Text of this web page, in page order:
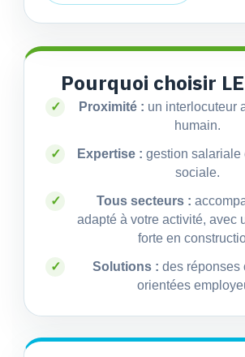
Pourquoi choisir LE
✓ Proximité : un interlocuteur
humain.
✓ Expertise : gestion salariale
sociale.
✓ Tous secteurs :
adapté à votre activité, avec
forte en
✓ Solutions : des réponses
orientées